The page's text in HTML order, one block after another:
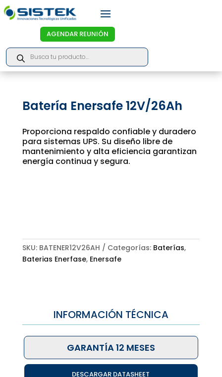
AGENDAR REUNIÓN
Products
search
Batería Enersafe 12V/26Ah
Proporciona respaldo confiable y duradero
para sistemas UPS. Su diseño libre de
mantenimiento y alta eficiencia garantizan
energía continua y segura.
SKU: BATENER12V26AH Categorías: Baterías,
Baterias Enerfase, Enersafe
INFORMACIÓN TÉCNICA
GARANTÍA 12 MESES
DESCARGAR DATASHEET